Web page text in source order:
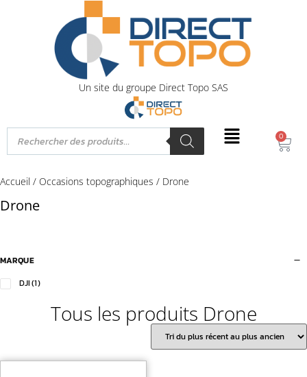
Un site du groupe Direct Topo SAS
0
Accueil / Occasions topographiques / Drone
Drone
MARQUE
DJI(1)
Tous les produits Drone